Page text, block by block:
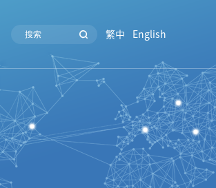
English
繁中